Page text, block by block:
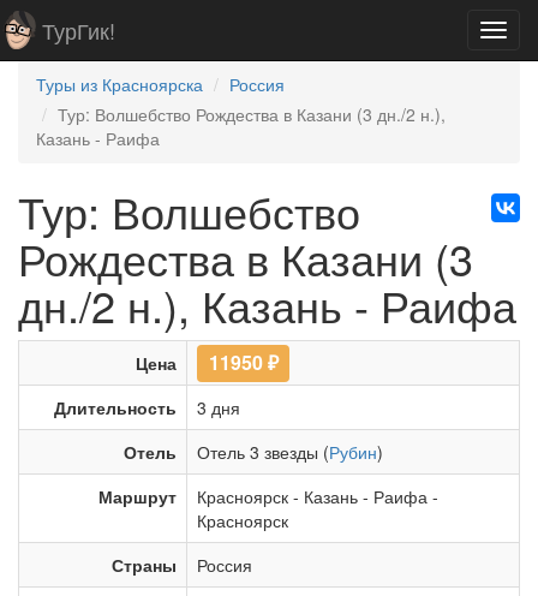
ТурГик!
Туры из Красноярска
Россия
Тур: Волшебство Рождества в Казани (3 дн./2 н.),
Казань - Раифа
Тур: Волшебство
Рождества в Казани (3
дн./2 н.), Казань - Раифа
Цена 11950₽
Длительность
3 дня
Отель
Отель 3 звезды (Рубин)
Маршрут
Красноярск - Казань - Раифа -
Красноярск
Страны
Россия